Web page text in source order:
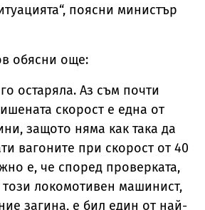
поясни министър
обясни още:
остаряла. Аз съм почти
скорост е една от
защото няма как така да
вагоните при скорост от 40
е, че според проверката,
локомотивен машинист,
загина, е бил един от най-